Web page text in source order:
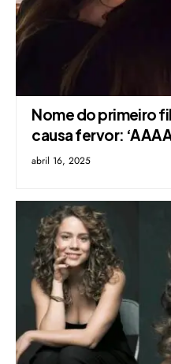
Nome do primeiro
causa fervor:
abril 16, 2025